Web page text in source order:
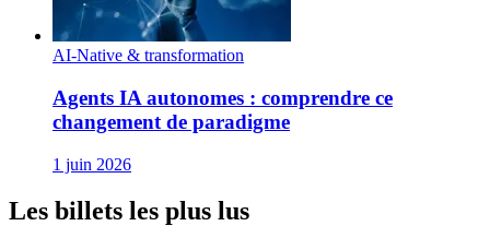
AI-Native & transformation
Agents IA autonomes : comprendre ce
changement de paradigme
1 juin 2026
Les billets les plus lus